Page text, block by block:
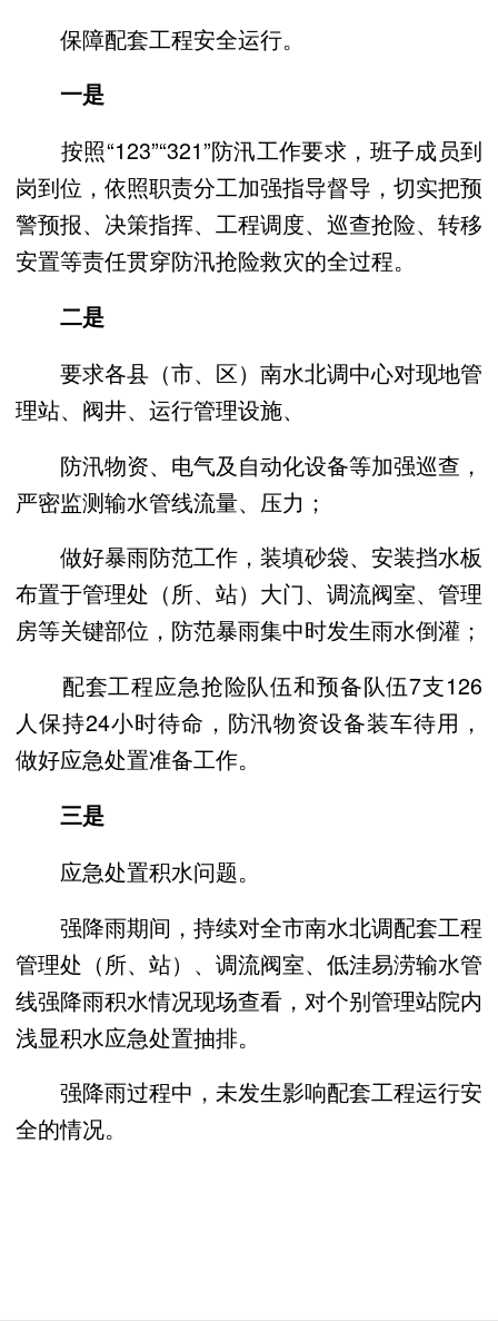
保障配套工程安全运行。
一是
按照“123”“321”防汛工作要求，班子成员到
岗到位，依照职责分工加强指导督导，切实把预
警预报、决策指挥、工程调度、巡查抢险、转移
安置等责任贯穿防汛抢险救灾的全过程。
二是
要求各县（市、区）南水北调中心对现地管
理站、阀井、运行管理设施、
防汛物资、电气及自动化设备等加强巡查，
严密监测输水管线流量、压力；
做好暴雨防范工作，装填砂袋、安装挡水板
布置于管理处（所、站）大门、调流阀室、管理
房等关键部位，防范暴雨集中时发生雨水倒灌；
配套工程应急抢险队伍和预备队伍7支126
人保持24小时待命，防汛物资设备装车待用，
做好应急处置准备工作。
三是
应急处置积水问题。
强降雨期间，持续对全市南水北调配套工程
管理处（所、站）、调流阀室、低洼易涝输水管
线强降雨积水情况现场查看，对个别管理站院内
浅显积水应急处置抽排。
强降雨过程中，未发生影响配套工程运行安
全的情况。